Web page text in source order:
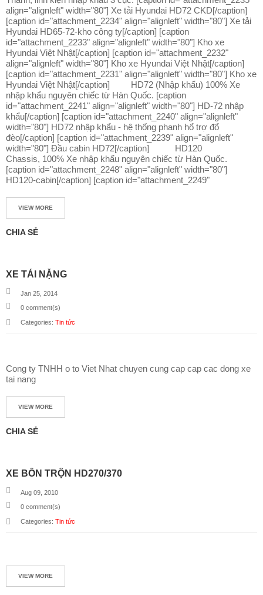
align="alignleft" width="80"] Xe tải Hyundai HD72 CKD[/caption]
[caption id="attachment_2234" align="alignleft" width="80"] Xe tải
Hyundai HD65-72-kho công ty[/caption] [caption
id="attachment_2233" align="alignleft" width="80"] Kho xe
Hyundai Việt Nhật[/caption] [caption id="attachment_2232"
align="alignleft" width="80"] Kho xe Hyundai Việt Nhật[/caption]
[caption id="attachment_2231" align="alignleft" width="80"] Kho xe
Hyundai Việt Nhật[/caption] HD72 (Nhập khẩu) 100% Xe
nhập khẩu nguyên chiếc từ Hàn Quốc. [caption
id="attachment_2241" align="alignleft" width="80"] HD-72 nhập
khẩu[/caption] [caption id="attachment_2240" align="alignleft"
width="80"] HD72 nhập khẩu - hệ thống phanh hổ trợ đổ
đèo[/caption] [caption id="attachment_2239" align="alignleft"
width="80"] Đầu cabin HD72[/caption] HD120
Chassis, 100% Xe nhập khẩu nguyên chiếc từ Hàn Quốc.
[caption id="attachment_2248" align="alignleft" width="80"]
HD120-cabin[/caption] [caption id="attachment_2249"
VIEW MORE
CHIA SẺ
XE TẢI NẶNG
Jan 25, 2014
0 comment(s)
Categories: Tin tức
Cong ty TNHH o to Viet Nhat chuyen cung cap cap cac dong xe
tai nang
VIEW MORE
CHIA SẺ
XE BỒN TRỘN HD270/370
Aug 09, 2010
0 comment(s)
Categories: Tin tức
VIEW MORE